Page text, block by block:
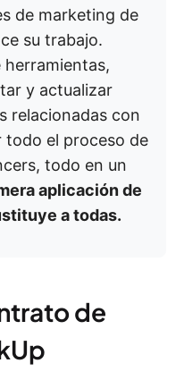
de marketing de
su trabajo.
herramientas,
y actualizar
relacionadas con
todo el proceso de
todo en un
aplicación de
a todas.
de